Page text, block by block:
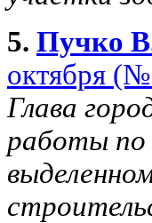
5. Пучко
октября
Глава
работы по